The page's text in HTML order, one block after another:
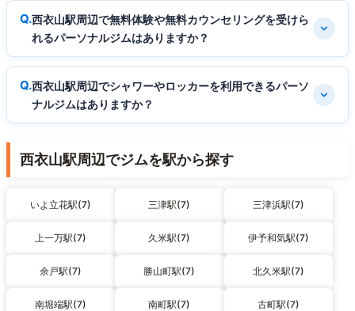
西衣山駅周辺で無料体験や無料カウンセリングを受けら
れるパーソナルジムはありますか？
西衣山駅周辺でシャワーやロッカーを利用できるパーソ
ナルジムはありますか？
西衣山駅周辺でジムを駅から探す
いよ立花駅(7) 三津駅(7) 三津浜駅(7)
上一万駅(7) 久米駅(7) 伊予和気駅(7)
余戸駅(7) 勝山町駅(7) 北久米駅(7)
南堀端駅(7) 南町駅(7) 古町駅(7)